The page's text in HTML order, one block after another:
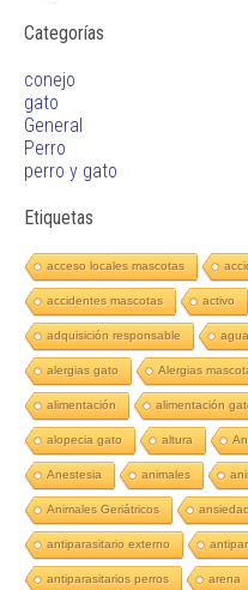
Categorías
conejo
gato
General
Perro
perro y gato
Etiquetas
acceso locales mascotas
accidentes mascotas activo
adquisición responsable
alergias gato Alergias
alimentación alimentación
alopecia gato altura
Anestesia animales
Animales Geriátricos
antiparasitario externo
antiparasitarios perros arena